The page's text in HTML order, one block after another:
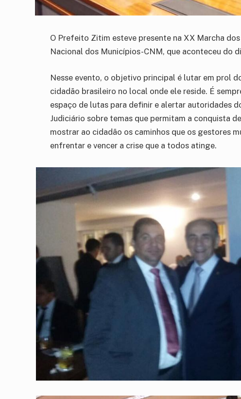
O Prefeito Zitim esteve presente na XX Marcha
Nacional dos Municípios-CNM, que aconteceu do
Nesse evento, o objetivo principal é lutar em prol
cidadão brasileiro no local onde ele reside. É
espaço de lutas para definir e alertar autoridades
Judiciário sobre temas que permitam a conquista
mostrar ao cidadão os caminhos que os gestores
enfrentar e vencer a crise que a todos atinge.